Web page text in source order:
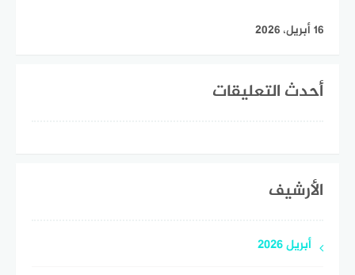
16 أبريل، 2026
أحدث التعليقات
الأرشيف
أبريل 2026